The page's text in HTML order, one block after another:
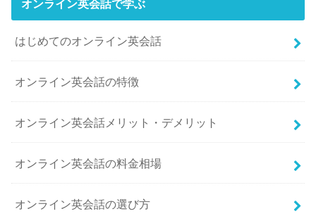
オンライン英会話で学ぶ
はじめてのオンライン英会話
オンライン英会話の特徴
オンライン英会話メリット・デメリット
オンライン英会話の料金相場
オンライン英会話の選び方